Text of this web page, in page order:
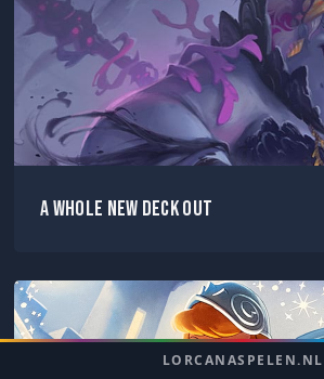
A Whole New Deck Out
LORCANASPELEN.NL